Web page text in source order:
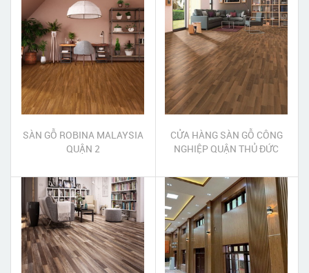
SÀN GỖ ROBINA MALAYSIA
QUẬN 2
CỬA HÀNG SÀN GỖ CÔNG
NGHIỆP QUẬN THỦ ĐỨC